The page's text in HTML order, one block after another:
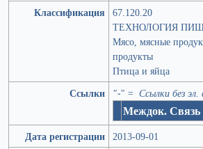
Классификация
67.120.20
ТЕХНОЛОГИЯ
Мясо, мясные
продукты
Птица и яйца
Ссылки
"-" = Ссылки без эл.
Междок. Связь
Дата регистрации 2013-09-01